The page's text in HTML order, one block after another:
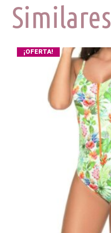
Similares
¡OFERTA!